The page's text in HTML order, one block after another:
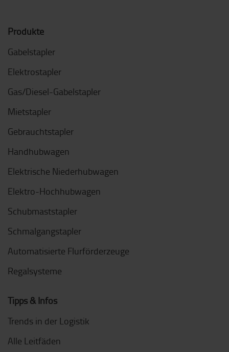
Produkte
Gabelstapler
Elektrostapler
Gas/Diesel-Gabelstapler
Mietstapler
Gebrauchtstapler
Handhubwagen
Elektrische Niederhubwagen
Elektro-Hochhubwagen
Schubmaststapler
Schmalgangstapler
Automatisierte Flurförderzeuge
Regalsysteme
Tipps & Infos
Trends in der Logistik
Alle Leitfäden